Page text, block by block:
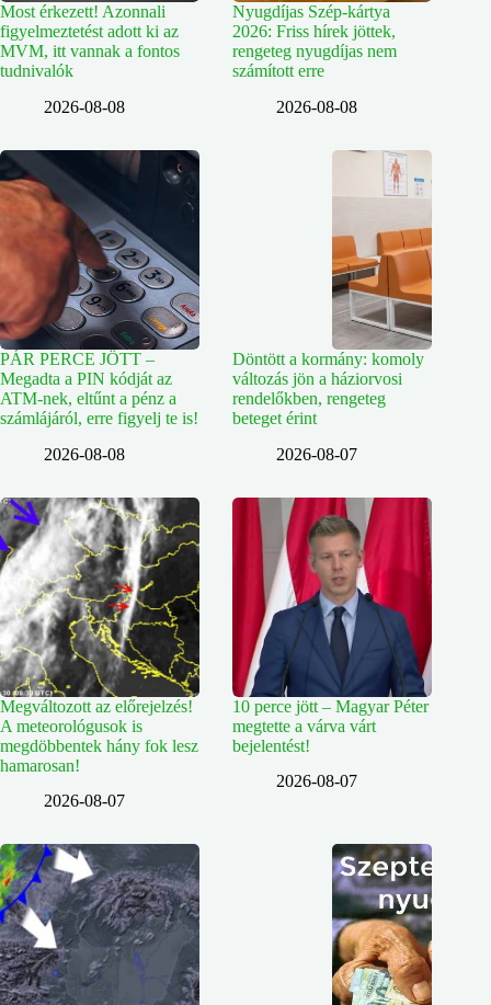
Most érkezett! Azonnali
figyelmeztetést adott ki az
MVM, itt vannak a fontos
tudnivalók
2026-08-08
Nyugdíjas Szép-kártya
2026: Friss hírek jöttek,
rengeteg nyugdíjas nem
számított erre
2026-08-08
PÁR PERCE JÖTT –
Megadta a PIN kódját az
ATM-nek, eltűnt a pénz a
számlájáról, erre figyelj te is!
2026-08-08
Döntött a kormány: komoly
változás jön a háziorvosi
rendelőkben, rengeteg
beteget érint
2026-08-07
Megváltozott az előrejelzés!
A meteorológusok is
megdöbbentek hány fok lesz
hamarosan!
2026-08-07
10 perce jött – Magyar Péter
megtette a várva várt
bejelentést!
2026-08-07